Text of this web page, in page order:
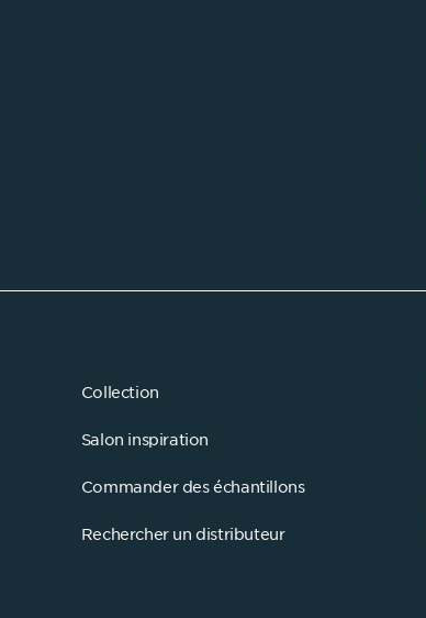
Collection
Salon inspiration
Commander des échantillons
Rechercher un distributeur